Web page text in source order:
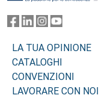
LA TUA OPINIONE
CATALOGHI
CONVENZIONI
LAVORARE CON NOI